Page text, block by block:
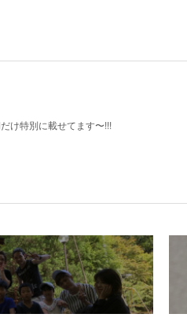
け特別に載せてます〜!!!